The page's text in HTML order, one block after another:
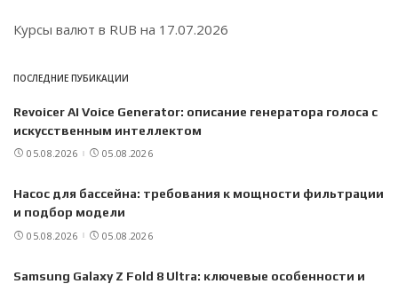
Курсы валют в RUB на 17.07.2026
ПОСЛЕДНИЕ ПУБИКАЦИИ
Revoicer AI Voice Generator: описание генератора голоса с
искусственным интеллектом
05.08.2026 05.08.2026
Насос для бассейна: требования к мощности фильтрации
и подбор модели
05.08.2026 05.08.2026
Samsung Galaxy Z Fold 8 Ultra: ключевые особенности и